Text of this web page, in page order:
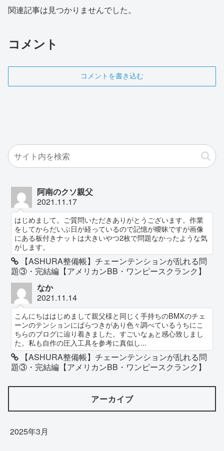
関連記事は見つかりませんでした。
コメント
コメントを書き込む
阿南のクソ親父
2021.11.17
はじめまして。ご質問いただきありがとうございます。作業
をしてからだいぶ日が経っているので記憶が曖昧ですが画像
にある板付きナットは大きいやつ2枚で問題なかったような気
がします。
【ASHURA整備帳】チェーンテンションが乱れる問
題③・完結編【アメリカンBB・ワンピースクランク】
なか
2021.11.14
こんにちははじめまして親父様と同じく手持ちのBMXのチェ
ーンのテンションにばらつきがあり色々調べているうちにこ
ちらのブログに辿り着きました。すごいなぁと感心致しまし
た。私も自作の圧入工具を参考に真似し...
【ASHURA整備帳】チェーンテンションが乱れる問
題③・完結編【アメリカンBB・ワンピースクランク】
アーカイブ
2025年3月